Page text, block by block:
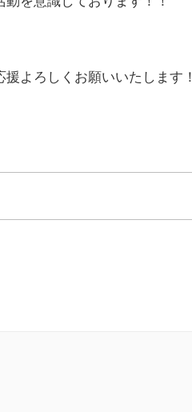
よろしくお願いいたします！